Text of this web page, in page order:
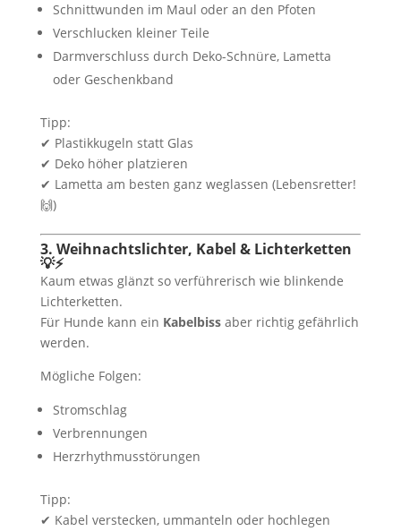
Schnittwunden im Maul oder an den Pfoten
Verschlucken kleiner Teile
Darmverschluss durch Deko-Schnüre, Lametta
oder Geschenkband
Tipp:
✔ Plastikkugeln statt Glas
✔ Deko höher platzieren
✔ Lametta am besten ganz weglassen (Lebensretter!
🙌)
3. Weihnachtslichter, Kabel & Lichterketten
💡⚡
Kaum etwas glänzt so verführerisch wie blinkende
Lichterketten.
Für Hunde kann ein Kabelbissaber richtig gefährlich
werden.
Mögliche Folgen:
Stromschlag
Verbrennungen
Herzrhythmusstörungen
Tipp:
✔ Kabel verstecken, ummanteln oder hochlegen